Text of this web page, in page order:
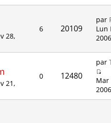
28,
6 20109
par
Lun
21,
0 12480
par
Mar